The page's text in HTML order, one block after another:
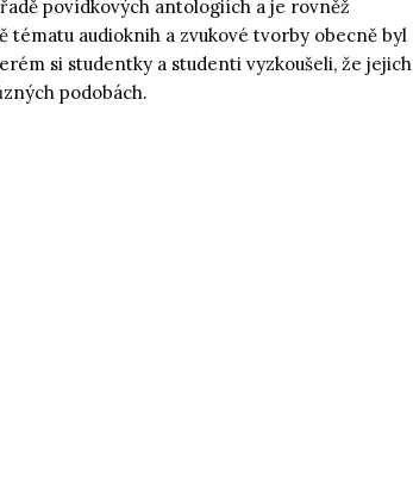
povídkových antologiích a je rovněž
tématu audioknih a zvukové tvorby obecně byl
si studentky a studenti vyzkoušeli, že jejich
podobách.